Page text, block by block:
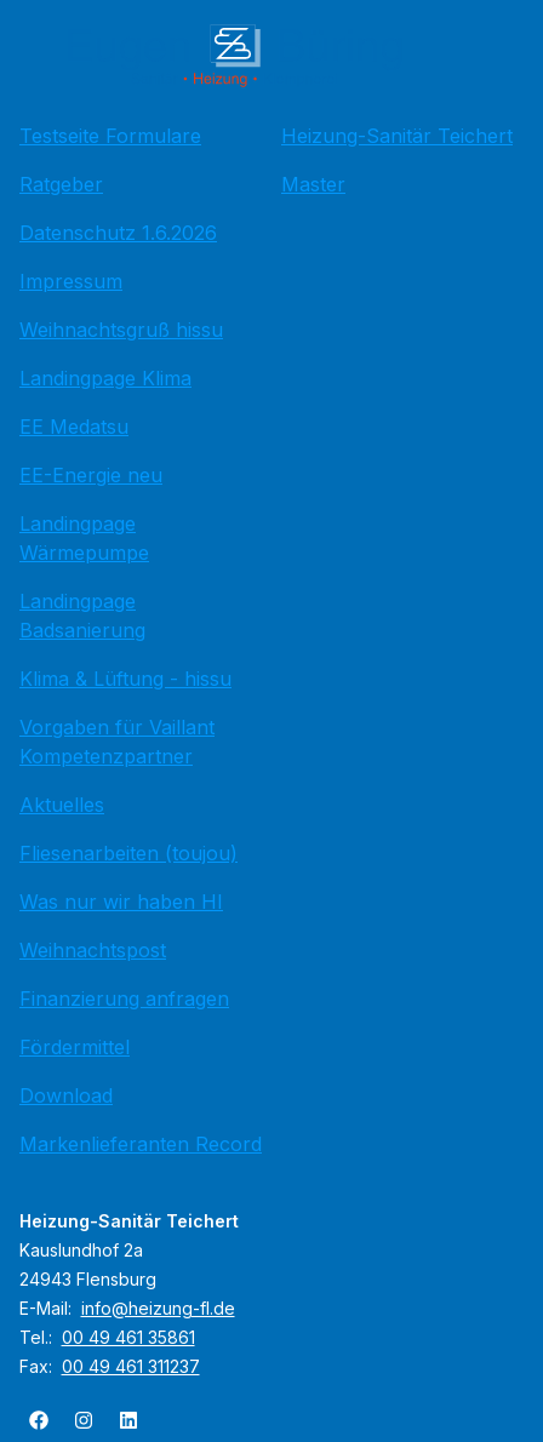
Testseite Formulare
Ratgeber
Datenschutz 1.6.2026
Impressum
Weihnachtsgruß hissu
Landingpage Klima
EE Medatsu
EE-Energie neu
Landingpage
Wärmepumpe
Landingpage
Badsanierung
Klima & Lüftung - hissu
Vorgaben für Vaillant
Kompetenzpartner
Aktuelles
Fliesenarbeiten (toujou)
Was nur wir haben HI
Weihnachtspost
Finanzierung anfragen
Fördermittel
Download
Markenlieferanten Record
Heizung-Sanitär Teichert
Master
Heizung-Sanitär Teichert
Kauslundhof 2a
24943 Flensburg
E-Mail: info@heizung-fl.de
Tel.: 00 49 461 35861
Fax: 00 49 461 311237